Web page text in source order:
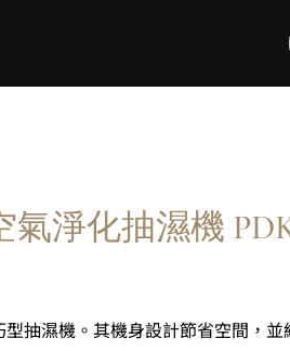
氣淨化抽濕機
抽濕機。其機身設計節省空間，